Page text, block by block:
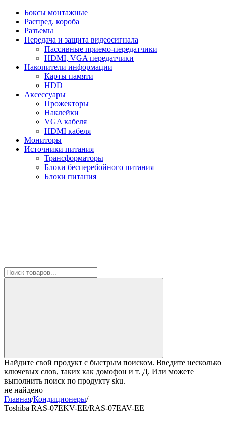
Боксы монтажные
Распред. короба
Разъемы
Передача и защита видеосигнала
Пассивные приемо-передатчики
HDMI, VGA передатчики
Накопители информации
Карты памяти
HDD
Аксессуары
Прожекторы
Наклейки
VGA кабеля
HDMI кабеля
Мониторы
Источники питания
Трансформаторы
Блоки бесперебойного питания
Блоки питания
Найдите свой продукт с быстрым поиском. Введите несколько
ключевых слов, таких как домофон и т. Д. Или можете
выполнить поиск по продукту sku.
не найдено
Главная/Кондиционеры/
Toshiba RAS-07EKV-EE/RAS-07EAV-EE